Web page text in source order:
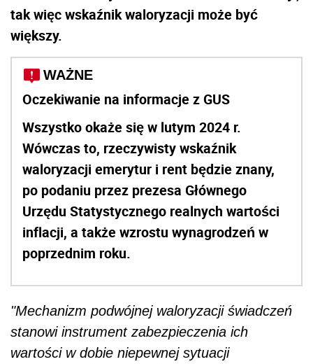
tak więc wskaźnik waloryzacji może być
większy.
WAŻNE
Oczekiwanie na informacje z GUS
Wszystko okaże się w lutym 2024 r.
Wówczas to, rzeczywisty wskaźnik
waloryzacji emerytur i rent będzie znany,
po podaniu przez prezesa Głównego
Urzędu Statystycznego realnych wartości
inflacji, a także wzrostu wynagrodzeń w
poprzednim roku.
"Mechanizm podwójnej waloryzacji świadczeń
stanowi instrument zabezpieczenia ich
wartości w dobie niepewnej sytuacji